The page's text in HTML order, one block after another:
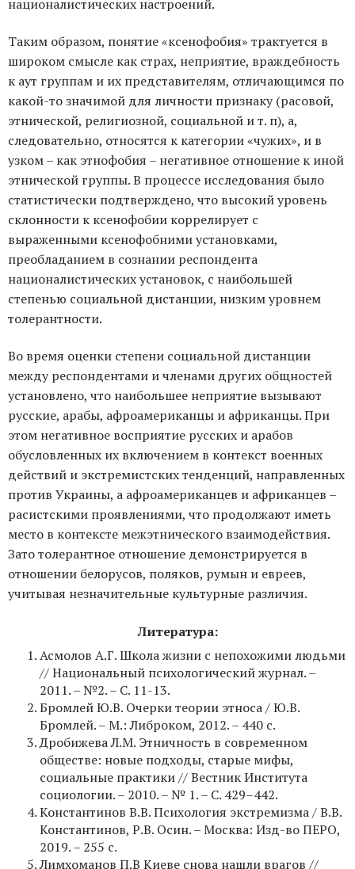
националистических настроений.
Таким образом, понятие «ксенофобия» трактуется в
широком смысле как страх, неприятие, враждебность
к аут группам и их представителям, отличающимся по
какой-то значимой для личности признаку (расовой,
этнической, религиозной, социальной и т. п), а,
следовательно, относятся к категории «чужих», и в
узком – как этнофобия – негативное отношение к иной
этнической группы. В процессе исследования было
статистически подтверждено, что высокий уровень
склонности к ксенофобии коррелирует с
выраженными ксенофобними установками,
преобладанием в сознании респондента
националистических установок, с наибольшей
степенью социальной дистанции, низким уровнем
толерантности.
Во время оценки степени социальной дистанции
между респондентами и членами других общностей
установлено, что наибольшее неприятие вызывают
русские, арабы, афроамериканцы и африканцы. При
этом негативное восприятие русских и арабов
обусловленных их включением в контекст военных
действий и экстремистских тенденций, направленных
против Украины, а афроамериканцев и африканцев –
расистскими проявлениями, что продолжают иметь
место в контексте межэтнического взаимодействия.
Зато толерантное отношение демонстрируется в
отношении белорусов, поляков, румын и евреев,
учитывая незначительные культурные различия.
Литература:
Асмолов А.Г. Школа жизни с непохожими людьми
// Национальный психологический журнал. –
2011. – №2. – С. 11-13.
Бромлей Ю.В. Очерки теории этноса / Ю.В.
Бромлей. – М.: Либроком, 2012. – 440 с.
Дробижева Л.М. Этничность в современном
обществе: новые подходы, старые мифы,
социальные практики // Вестник Института
социологии. – 2010. – № 1. – C. 429–442.
Константинов В.В. Психология экстремизма / В.В.
Константинов, Р.В. Осин. – Москва: Изд-во ПЕРО,
2019. – 255 с.
Лимхоманов П.В Киеве снова нашли врагов //